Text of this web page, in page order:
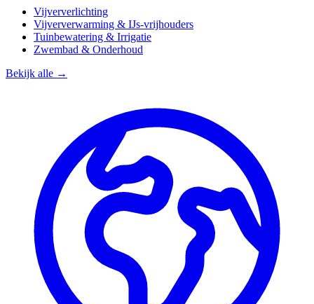
Vijververlichting
Vijververwarming & IJs-vrijhouders
Tuinbewatering & Irrigatie
Zwembad & Onderhoud
Bekijk alle →